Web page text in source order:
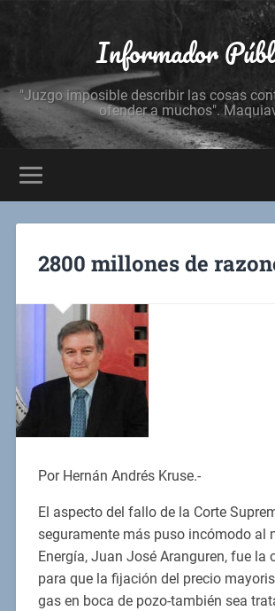
Informador
"Juzgo imposible describir las cosas
ofender a muchos".
2800 millones de
Por Hernán Andrés Kruse.-
El aspecto del fallo de la Corte
seguramente más puso incómodo al
Energía, Juan José Aranguren, fue la
para que la fijación del precio
gas en boca de pozo-también sea